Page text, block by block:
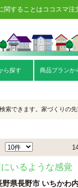
することはココスマ注
ら探す 商品プランか
索できます。家づくりの
いるような感覚
県長野市 いちかわ